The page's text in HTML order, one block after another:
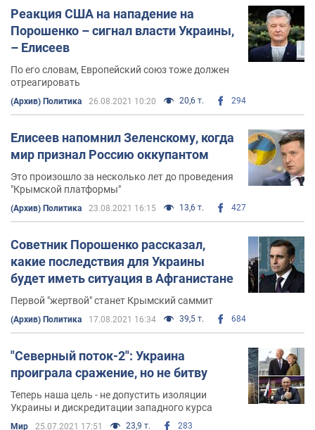
Реакция США на нападение на
Порошенко – сигнал власти Украины,
– Елисеев
По его словам, Европейский союз тоже должен
отреагировать
(Архив) Политика 26.08.2021 10:20 20,6 т. 294
Елисеев напомнил Зеленскому, когда
мир признал Россию оккупантом
Это произошло за несколько лет до проведения
"Крымской платформы"
(Архив) Политика 23.08.2021 16:15 13,6 т. 427
Советник Порошенко рассказал,
какие последствия для Украины
будет иметь ситуация в Афганистане
Первой "жертвой" станет Крымский саммит
(Архив) Политика 17.08.2021 16:34 39,5 т. 684
"Северный поток-2": Украина
проиграла сражение, но не битву
Теперь наша цель - не допустить изоляции
Украины и дискредитации западного курса
Мир 25.07.2021 17:51 23,9 т. 283